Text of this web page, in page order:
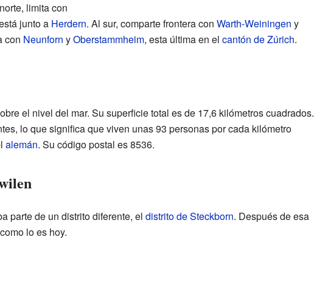
limita con
junto a Herdern. Al sur, comparte frontera con Warth-Weiningen y
con Neunforn yOberstammheim, esta última en el cantón de Zúrich.
el nivel del mar. Su superficie total es de 17,6 kilómetros cuadrados.
lo que significa que viven unas 93 personas por cada kilómetro
alemán. Su código postal es 8536.
parte de un distrito diferente, el distrito de Steckborn. Después de esa
lo es hoy.